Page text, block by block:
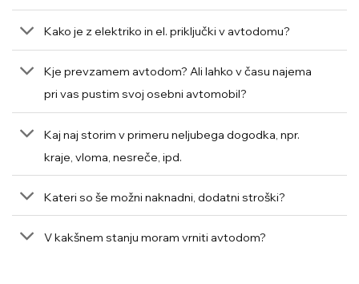
Kako je z elektriko in el. priključki v avtodomu?
Kje prevzamem avtodom? Ali lahko v času najema
pri vas pustim svoj osebni avtomobil?
Kaj naj storim v primeru neljubega dogodka, npr.
kraje, vloma, nesreče, ipd.
Kateri so še možni naknadni, dodatni stroški?
V kakšnem stanju moram vrniti avtodom?